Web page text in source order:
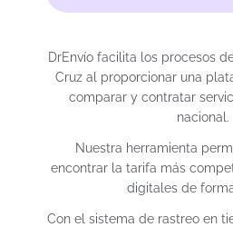
DrEnvío facilita los procesos
Cruz al proporcionar una
comparar y contratar
nacional.
Nuestra herramienta
encontrar la tarifa más
digitales de
Con el sistema de rastreo en